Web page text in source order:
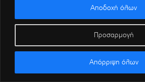
Προσαρμογή
Απόρριψη όλων
Αποδοχή όλων